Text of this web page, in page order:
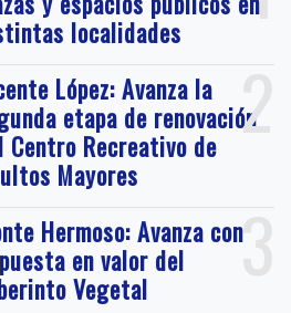
localidades
2
López: Avanza la
etapa de renovación
Centro Recreativo de
Mayores
3
Hermoso: Avanza con
en valor del
Vegetal